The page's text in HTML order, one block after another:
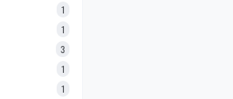
1
1
3
1
1